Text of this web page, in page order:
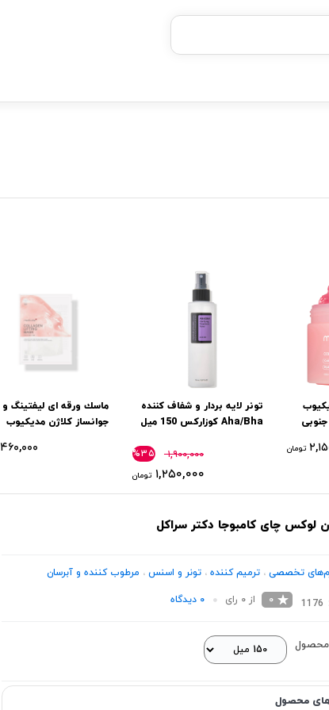
خرید قسطی با ترب‌پی
۴ قسط، بدون کارمزد
تومان
تونر لایه بردار و شفاف کننده
Aha/Bha کوزارکس 150 میل
۱,۹۰۰,۰۰۰
۱,۲۵۰,۰۰۰ تومان
%۳۵
ماسك ورقه ای لیفتینگ و
جوانساز کلاژن مدیکیوب
۴۶۰,۰۰۰
لوکس چای کامبوجا دکتر سراکل
تخصصی ،ترمیم کننده ،تونر و اسنس ، مرطوب کننده و آبرسان
1176
0 از 0 رای 0 دیدگاه
محصول
محصول